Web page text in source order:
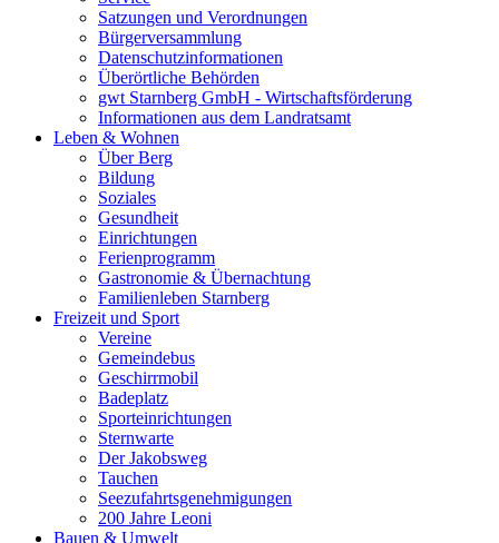
Satzungen und Verordnungen
Bürgerversammlung
Datenschutzinformationen
Überörtliche Behörden
gwt Starnberg GmbH - Wirtschaftsförderung
Informationen aus dem Landratsamt
Leben & Wohnen
Über Berg
Bildung
Soziales
Gesundheit
Einrichtungen
Ferienprogramm
Gastronomie & Übernachtung
Familienleben Starnberg
Freizeit und Sport
Vereine
Gemeindebus
Geschirrmobil
Badeplatz
Sporteinrichtungen
Sternwarte
Der Jakobsweg
Tauchen
Seezufahrtsgenehmigungen
200 Jahre Leoni
Bauen & Umwelt